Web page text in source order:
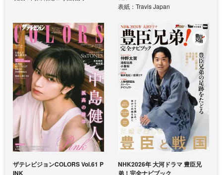
表紙：Travis Japan
ザテレビジョンCOLORS Vol.61 P
INK
NHK2026年 大河ドラマ 豊臣兄
弟！完全ナビブック